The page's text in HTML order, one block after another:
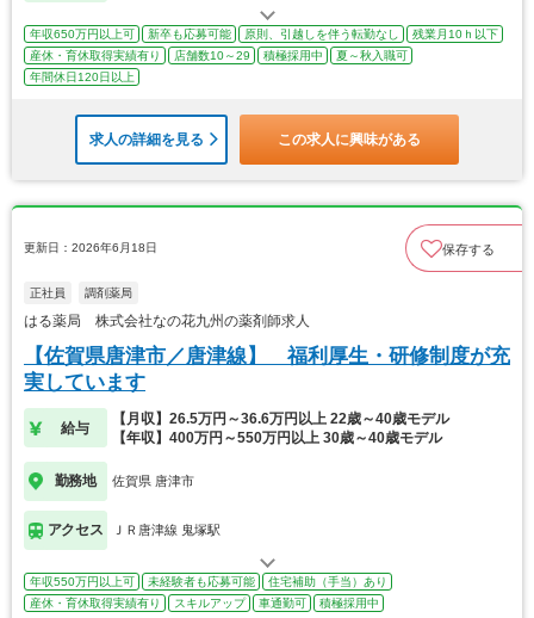
年収650万円以上可 新卒も応募可能 原則、引越しを伴う転勤なし
残業月10ｈ以下
産休・育休取得実績有り
店舗数10～29 積極採用中
夏～秋入職可
年間休日120日以上
求人の詳細を見る この求人に興味がある
更新日：2026年6月18日 保存する
正社員 調剤薬局
はる薬局 株式会社なの花九州の薬剤師求人
【佐賀県唐津市／唐津線】 福利厚生・研修制度が充
実しています
給与
【月収】26.5万円～36.6万円以上 22歳～40歳モデル
【年収】400万円～550万円以上 30歳～40歳モデル
勤務地 佐賀県 唐津市
アクセス ＪＲ唐津線 鬼塚駅
年収550万円以上可 未経験者も応募可能
住宅補助（手当）あり
産休・育休取得実績有り
スキルアップ 車通勤可 積極採用中